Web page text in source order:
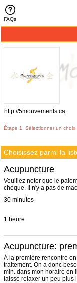
FAQs
http://5mouvements.ca
Étape 1. Sélectionner un choix
Choisissez parmi la
Acupuncture
Veuillez noter que le
chèque. Il n'y a pas de
30 minutes
1 heure
Acupuncture:
À la première rencontre
traitement. On a donc
min. dans mon horaire en
laisse relaxer un peu plus